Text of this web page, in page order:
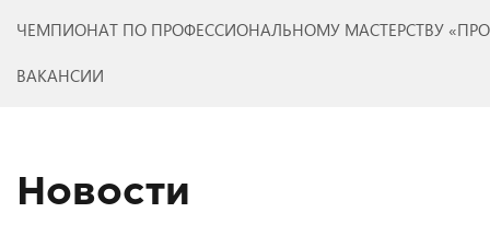
ЧЕМПИОНАТ ПО ПРОФЕССИОНАЛЬНОМУ МАСТЕРСТВУ
ВАКАНСИИ
Новости